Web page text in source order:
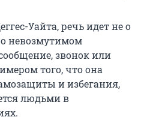
Уайта, речь идет не о
невозмутимом
звонок или
того, что она
и избегания,
людьми в